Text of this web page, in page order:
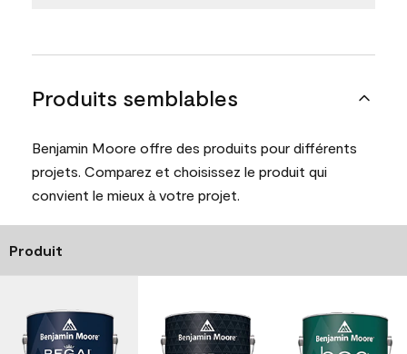
Produits semblables
Benjamin Moore offre des produits pour différents
projets. Comparez et choisissez le produit qui
convient le mieux à votre projet.
Produit